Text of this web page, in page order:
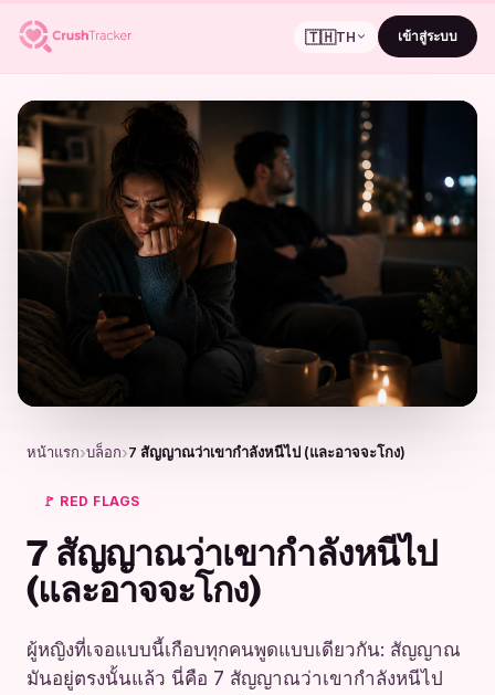
🇹🇭TH เข้าสู่ระบบ
หน้าแรก บล็อก 7 สัญญาณว่าเขากำลังหนีไป (และอาจจะโกง)
🚩 RED FLAGS
7 สัญญาณว่าเขากำลังหนีไป
(และอาจจะโกง)
ผู้หญิงที่เจอแบบนี้เกือบทุกคนพูดแบบเดียวกัน: สัญญาณ
มันอยู่ตรงนั้นแล้ว นี่คือ 7 สัญญาณว่าเขากำลังหนีไป